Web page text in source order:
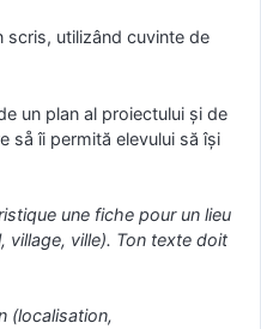
scris, utilizând cuvinte de
un plan al proiectului şi de
så îi permită elevului să îşi
une fiche pour un lieu
village, ville). Ton texte doit
(localisation,